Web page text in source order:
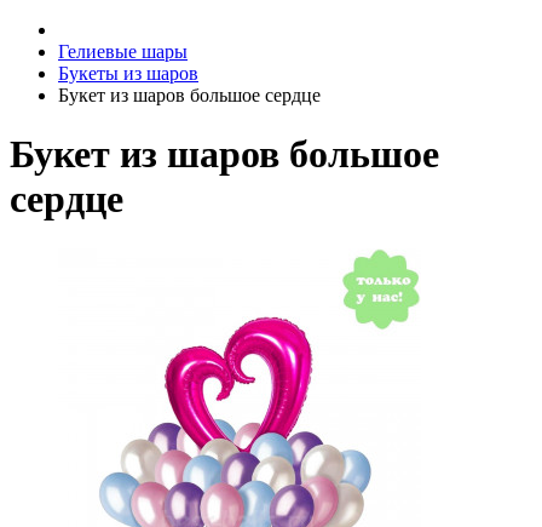
Гелиевые шары
Букеты из шаров
Букет из шаров большое сердце
Букет из шаров большое
сердце